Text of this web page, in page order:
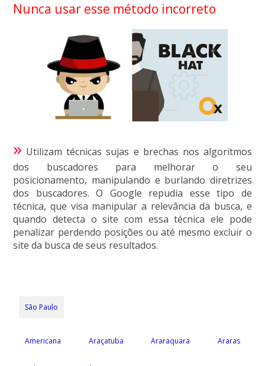
Nunca usar esse método incorreto
» Utilizam técnicas sujas e brechas nos algoritmos
dos buscadores para melhorar o seu
posicionamento, manipulando e burlando diretrizes
dos buscadores. O Google repudia esse tipo de
técnica, que visa manipular a relevância da busca, e
quando detecta o site com essa técnica ele pode
penalizar perdendo posições ou até mesmo excluir o
site da busca de seus resultados.
São Paulo
Americana Araçatuba Araraquara Araras